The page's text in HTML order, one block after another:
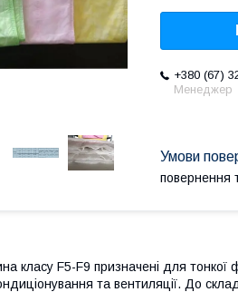
+380 (67)
Менеджер
повернення
класу F5-F9 призначені для тонкої
та вентиляції. До